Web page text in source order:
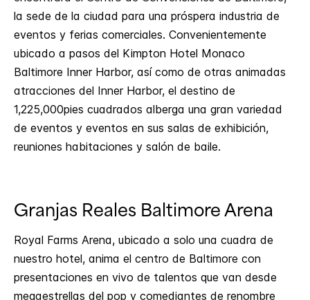
la sede de la ciudad para una próspera industria de
eventos y ferias comerciales. Convenientemente
ubicado a pasos del Kimpton Hotel Monaco
Baltimore Inner Harbor, así como de otras animadas
atracciones del Inner Harbor, el destino de
1,225,000pies cuadrados alberga una gran variedad
de eventos y eventos en sus salas de exhibición,
reuniones habitaciones y salón de baile.
Granjas Reales Baltimore Arena
Royal Farms Arena, ubicado a solo una cuadra de
nuestro hotel, anima el centro de Baltimore con
presentaciones en vivo de talentos que van desde
megaestrellas del pop y comediantes de renombre